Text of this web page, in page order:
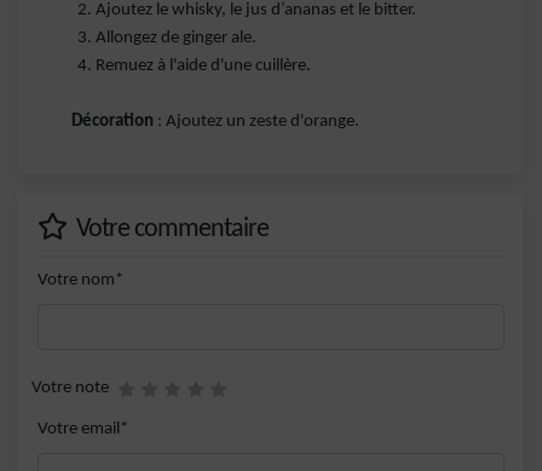
Ajoutez le whisky, le jus d’ananas et le bitter.
Allongez de ginger ale.
Remuez à l'aide d'une cuillère.
Décoration : Ajoutez un zeste d'orange.
Votre commentaire
Votre nom*
Votre note
Votre email*